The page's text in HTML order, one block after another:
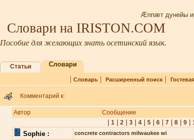
Æппæт дунейы
Словари на IRISTON.COM
Пособие для желающих знать осетинский язык.
Статьи Словари
| Словарь| Расширенный поиск|
Комментарий к:
Автор Сообщение
1| 2| 3| 4| 5| 6| 7| 8| 9|
Sophie :
concrete contractors milwaukee wi